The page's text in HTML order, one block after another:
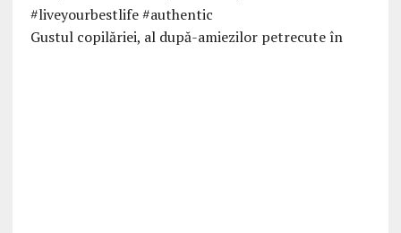
Gustul copilăriei, al după-amiezilor petrecute în